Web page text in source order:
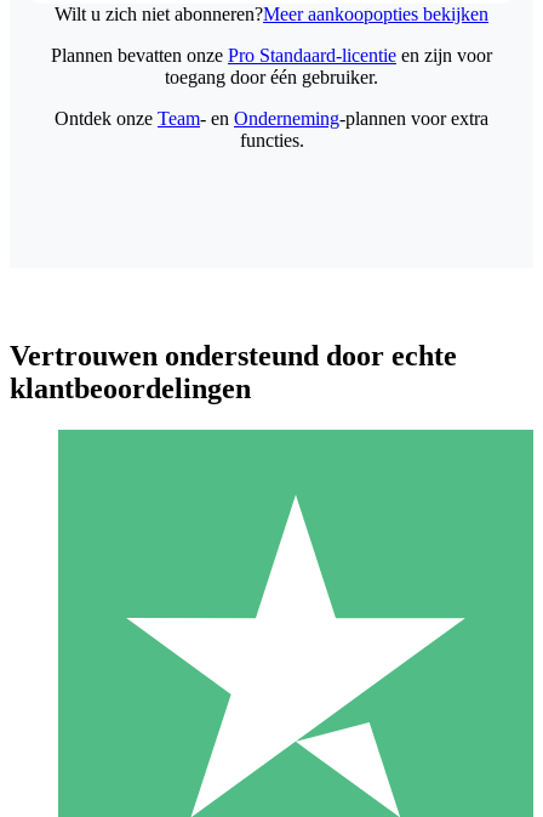
Wilt u zich niet abonneren?Meer aankoopopties bekijken
Individuele Creditpakketten
Betaal per gebruik met downloadtegoeden. Geen maandelijkse
1000
Plannen bevatten onze Pro Standaard-licentie en zijn voor
toegang door één gebruiker.
Ontdek onze Team- en Onderneming-plannen voor extra
functies.
Vertrouwen ondersteund door echte
klantbeoordelingen